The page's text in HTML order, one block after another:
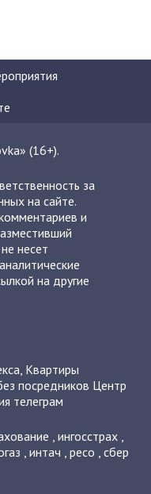
(16+).
за
на сайте.
и
несет
на другие
, Квартиры
посредников Центр
телеграм
,ингосстрах ,
,интач ,ресо ,сбер